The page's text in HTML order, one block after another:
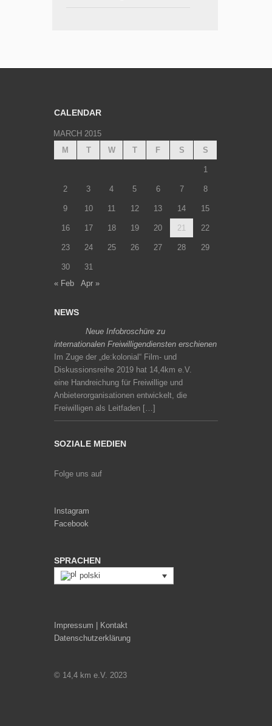
CALENDAR
MARCH 2015
M
T W T F S S
1
2 3 4 5 6 7 8
9 10 11 12 13 14 15
16 17 18 19 20 21 22
23 24 25 26 27 28 29
30
31
« Feb
Apr »
NEWS
Neue Infobroschüre zu
internationalen Freiwilligendiensten erschienen
Im Zuge der „de:kolonial“ Film- und
Diskussionsreihe 2019 hat 14,4km e.V.
eine Handreichung für Freiwillige und
Anbieterorganisationen entwickelt, die
Freiwilligen als Leitfaden […]
SOZIALE MEDIEN
Folge uns auf
Instagram
Facebook
SPRACHEN
polski
Impressum | Kontakt
Datenschutzerklärung
© 14,4 km e.V. 2023